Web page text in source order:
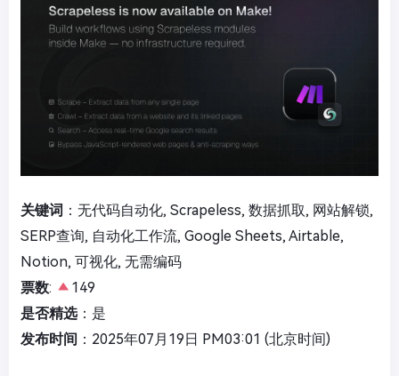
关键词 ：无代码自动化, Scrapeless, 数据抓取, 网站解锁,
SERP查询, 自动化工作流, Google Sheets, Airtable,
Notion, 可视化, 无需编码
票数:
149
是否精选：是
发布时间 ：2025年07月19日 PM03:01 (北京时间)